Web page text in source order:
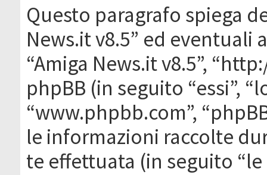
Questo paragrafo spiega
News.it v8.5” ed eventuali
“Amiga News.it v8.5”,
phpBB (in seguito “essi”,
“www.phpbb.com”,
le informazioni raccolte
te effettuata (in seguito